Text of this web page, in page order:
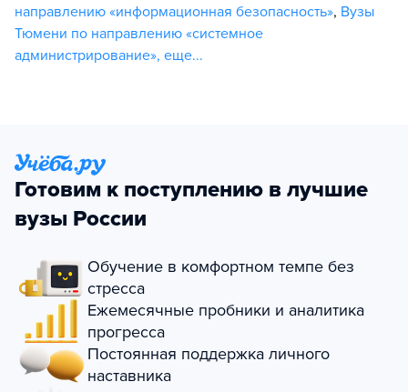
направлению «информационная безопасность», Вузы
Тюмени по направлению «системное
администрирование», еще...
Готовим к поступлению в лучшие
вузы России
Обучение в комфортном темпе без
стресса
Ежемесячные пробники и аналитика
прогресса
Постоянная поддержка личного
наставника